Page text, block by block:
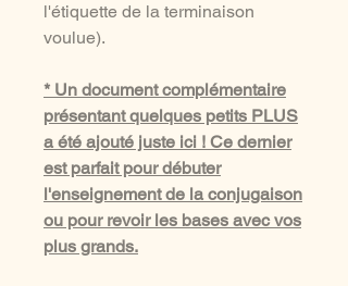
l'étiquette de la terminaison
voulue).
* Un document complémentaire
présentant quelques petits PLUS
a été ajouté juste ici ! Ce dernier
est parfait pour débuter
l'enseignement de la conjugaison
ou pour revoir les bases avec vos
plus grands.